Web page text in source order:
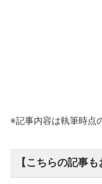
※記事内容は執筆時点
【こちらの記事も